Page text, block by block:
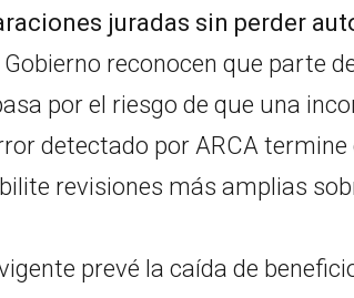
juradas sin perder
Gobierno reconocen que parte
por el riesgo de que una
detectado por ARCA
revisiones más amplias
prevé la caída de